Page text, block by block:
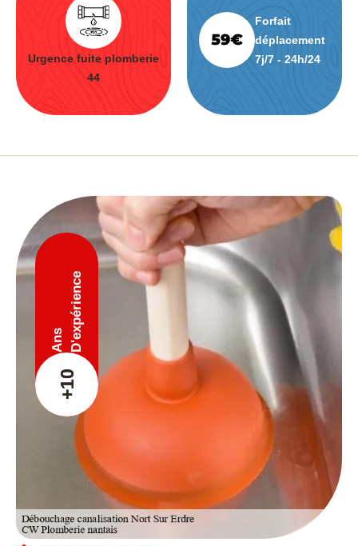
Urgence fuite plomberie
44
Forfait
déplacement
7j/7 - 24h/24
+10
Ans D'expérience